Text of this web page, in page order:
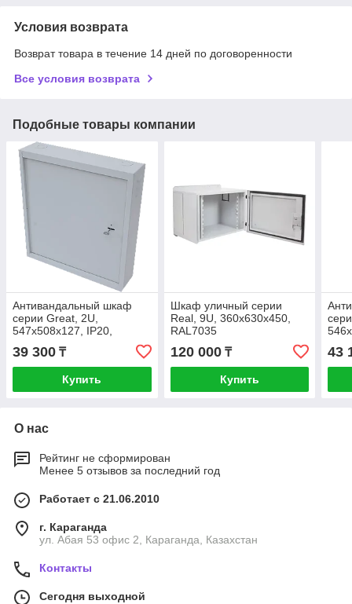
Условия возврата
Возврат товара в течение 14 дней по договоренности
Все условия возврата
Подобные товары компании
Антивандальный шкаф
серии Great, 2U,
547х508х127, IP20,
39 300 ₸
Купить
Шкаф уличный серии
Real, 9U, 360х630х450,
RAL7035
120 000₸
Купить
43
О нас
Рейтинг не сформирован
Менее 5 отзывов за последний год
Работает с 21.06.2010
г. Караганда
ул. Абая 53 офис 2, Караганда, Казахстан
Контакты
Сегодня выходной